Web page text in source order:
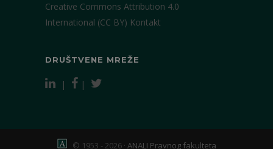
Creative Commons Attribution 4.0
International (CC BY) Kontakt
DRUŠTVENE MREŽE
| |
© 1953 - 2026 · ANALI Pravnog fakulteta